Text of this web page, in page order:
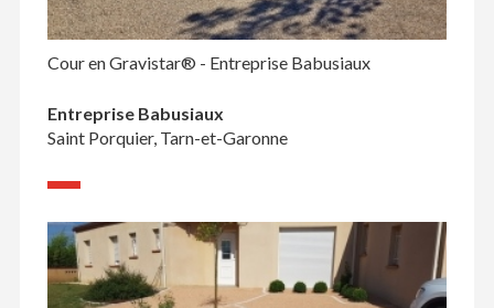
Cour en Gravistar® - Entreprise Babusiaux
Entreprise Babusiaux
Saint Porquier, Tarn-et-Garonne